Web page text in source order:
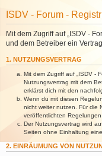
ISDV - Forum -
Mit dem Zugriff auf „ISDV -
und dem Betreiber ein
1. NUTZUNGSVERTRAG
Mit dem Zugriff auf „ISDV -
Nutzungsvertrag mit dem
erklärst dich mit den
Wenn du mit diesen
nicht weiter nutzen. Für die
veröffentlichten Regelungen.
Der Nutzungsvertrag wird
Seiten ohne Einhaltung
2. EINRÄUMUNG VON